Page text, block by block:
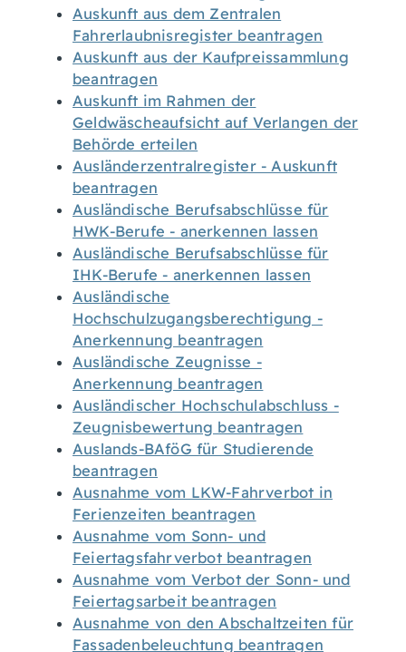
Auskunft aus dem Zentralen
Fahrerlaubnisregister beantragen
Auskunft aus der Kaufpreissammlung
beantragen
Auskunft im Rahmen der
Geldwäscheaufsicht auf Verlangen der
Behörde erteilen
Ausländerzentralregister - Auskunft
beantragen
Ausländische Berufsabschlüsse für
HWK-Berufe - anerkennen lassen
Ausländische Berufsabschlüsse für
IHK-Berufe - anerkennen lassen
Ausländische
Hochschulzugangsberechtigung -
Anerkennung beantragen
Ausländische Zeugnisse -
Anerkennung beantragen
Ausländischer Hochschulabschluss -
Zeugnisbewertung beantragen
Auslands-BAföG für Studierende
beantragen
Ausnahme vom LKW-Fahrverbot in
Ferienzeiten beantragen
Ausnahme vom Sonn- und
Feiertagsfahrverbot beantragen
Ausnahme vom Verbot der Sonn- und
Feiertagsarbeit beantragen
Ausnahme von den Abschaltzeiten für
Fassadenbeleuchtung beantragen